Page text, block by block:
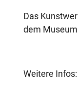
Das
dem
Weitere Infos: